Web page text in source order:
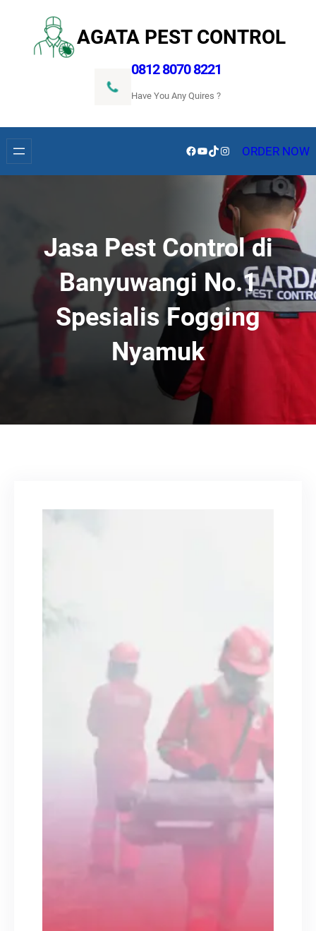
konten
AGATA PEST CONTROL
0812 8070 8221
Have You Any Quires ?
Facebook
YouTube
TikTokInstagram
ORDER NOW
Jasa Pest Control di
Banyuwangi No.1
Spesialis Fogging
Nyamuk